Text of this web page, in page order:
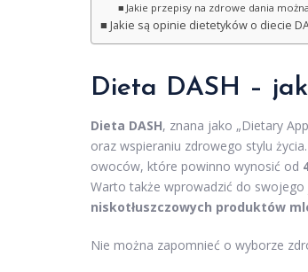
Jakie przepisy na zdrowe dania
Jakie są opinie dietetyków o diecie
Dieta DASH –
Dieta DASH, znana jako „Dietary
oraz wspieraniu zdrowego stylu
owoców, które powinno wynosić od
Warto także wprowadzić do swojego
niskotłuszczowych produktów
Nie można zapomnieć o wyborze